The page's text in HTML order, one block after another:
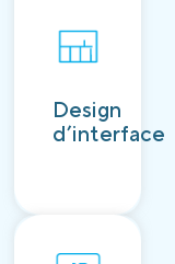
Design
d’interface